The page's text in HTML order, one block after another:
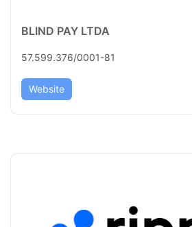
BLIND PAY LTDA
57.599.376/0001-81
Website